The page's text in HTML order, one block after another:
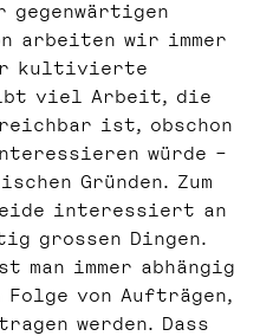
gegenwärtigen
arbeiten wir immer
kultivierte
viel Arbeit, die
ist, obschon
würde –
Gründen. Zum
interessiert an
grossen Dingen.
immer abhängig
von Aufträgen,
werden. Dass